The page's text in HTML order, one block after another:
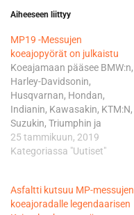
Aiheeseen liittyy
MP19 -Messujen
koeajopyörät on julkaistu
Koeajamaan pääsee BMW:n,
Harley-Davidsonin,
Husqvarnan, Hondan,
Indianin, Kawasakin, KTM:N,
Suzukin, Triumphin ja
Yamahan
uutuusmoottoripyöriä.
mopoja: Lifan, Silence,
Scogo ja Vetta sekä
25 tammikuun, 2019
Kategoriassa "Uutiset"
Asfaltti kutsuu MP-messujen
koeajoradalle legendaarisen